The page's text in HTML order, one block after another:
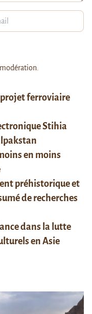
projet ferroviaire
Stihia
en moins
préhistorique et
de recherches
dans la lutte
en Asie